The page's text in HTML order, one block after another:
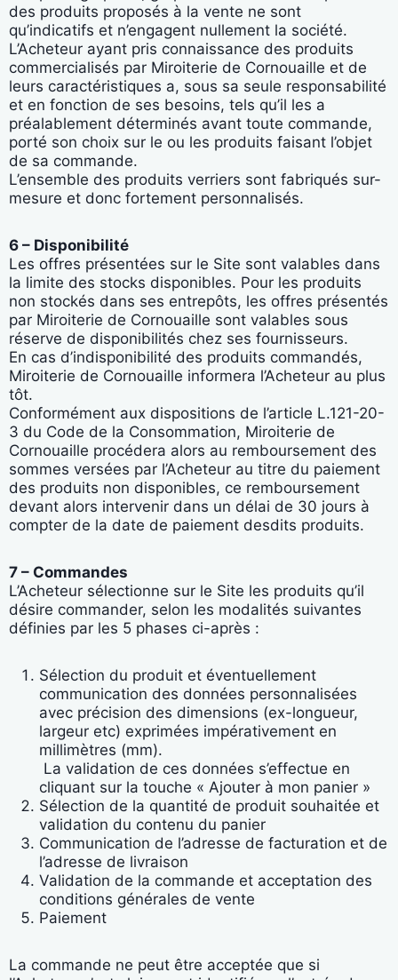
des produits proposés à la vente ne sont
qu’indicatifs et n’engagent nullement la société.
L’Acheteur ayant pris connaissance des produits
commercialisés par Miroiterie de Cornouaille et de
leurs caractéristiques a, sous sa seule responsabilité
et en fonction de ses besoins, tels qu’il les a
préalablement déterminés avant toute commande,
porté son choix sur le ou les produits faisant l’objet
de sa commande.
L’ensemble des produits verriers sont fabriqués sur-
mesure et donc fortement personnalisés.
6 – Disponibilité
Les offres présentées sur le Site sont valables dans
la limite des stocks disponibles. Pour les produits
non stockés dans ses entrepôts, les offres présentés
par Miroiterie de Cornouaille sont valables sous
réserve de disponibilités chez ses fournisseurs.
En cas d’indisponibilité des produits commandés,
Miroiterie de Cornouaille informera l’Acheteur au plus
tôt.
Conformément aux dispositions de l’article L.121-20-
3 du Code de la Consommation, Miroiterie de
Cornouaille procédera alors au remboursement des
sommes versées par l’Acheteur au titre du paiement
des produits non disponibles, ce remboursement
devant alors intervenir dans un délai de 30 jours à
compter de la date de paiement desdits produits.
7 – Commandes
L’Acheteur sélectionne sur le Site les produits qu’il
désire commander, selon les modalités suivantes
définies par les 5 phases ci-après :
Sélection du produit et éventuellement
communication des données personnalisées
avec précision des dimensions (ex-longueur,
largeur etc) exprimées impérativement en
millimètres (mm).
La validation de ces données s’effectue en
cliquant sur la touche « Ajouter à mon panier »
Sélection de la quantité de produit souhaitée et
validation du contenu du panier
Communication de l’adresse de facturation et de
l’adresse de livraison
Validation de la commande et acceptation des
conditions générales de vente
Paiement
La commande ne peut être acceptée que si